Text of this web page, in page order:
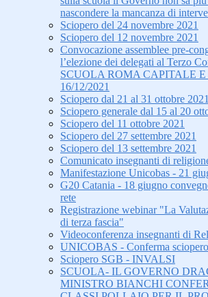
nascondere la mancanza di
Sciopero del 24 novembre 2021
Sciopero del 12 novembre 2021
Convocazione assemblee pre-
l’elezione dei delegati al Terzo
SCUOLA ROMA CAPITALE E
16/12/2021
Sciopero dal 21 al 31 ottobre 2021
Sciopero generale dal 15 al 20
Sciopero del 11 ottobre 2021
Sciopero del 27 settembre 2021
Sciopero del 13 settembre 2021
Comunicato insegnanti di
Manifestazione Unicobas - 21
G20 Catania - 18 giugno
rete
Registrazione webinar "La
di terza fascia"
Videoconferenza insegnanti di
UNICOBAS - Conferma
Sciopero SGB - INVALSI
SCUOLA- IL GOVERNO
MINISTRO BIANCHI